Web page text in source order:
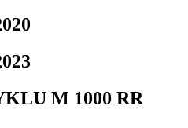
M 1000 RR